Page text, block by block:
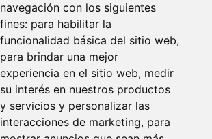
navegación con los siguientes
fines: para habilitar la
funcionalidad básica del sitio web,
para brindar una mejor
experiencia en el sitio web, medir
su interés en nuestros productos
y servicios y personalizar las
interacciones de marketing, para
14, 2013
(EMILY BETT RICKARDS), LAS FOTOS
BONITAS DE LA ALIADA DE ARROW
30, 2013
MIRROR: TODA TU HISTORIA. EPISODIO 3.
17, 2012